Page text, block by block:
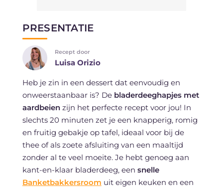
PRESENTATIE
Recept door
Luisa Orizio
Heb je zin in een dessert dat eenvoudig en
onweerstaanbaar is? De bladerdeeghapjes met
aardbeienzijn het perfecte recept voor jou! In
slechts 20 minuten zet je een knapperig, romig
en fruitig gebakje op tafel, ideaal voor bij de
thee of als zoete afsluiting van een maaltijd
zonder al te veel moeite. Je hebt genoeg aan
kant-en-klaar bladerdeeg, een snelle
Banketbakkersroom uit eigen keuken en een